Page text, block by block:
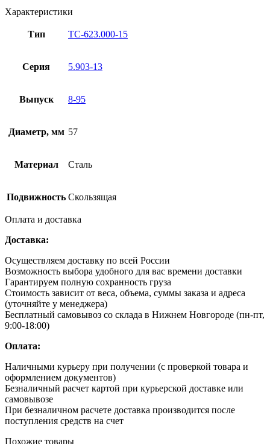
Характеристики
Тип ТС-623.000-15
Серия 5.903-13
Выпуск 8-95
Диаметр, мм 57
Материал Сталь
Подвижность Скользящая
Оплата и доставка
Доставка:
Осуществляем доставку по всей России
Возможность выбора удобного для вас времени доставки
Гарантируем полную сохранность груза
Стоимость зависит от веса, объема, суммы заказа и адреса
(уточняйте у менеджера)
Бесплатный самовывоз со склада в Нижнем Новгороде (пн-пт,
9:00-18:00)
Оплата:
Наличными курьеру при получении (с проверкой товара и
оформлением документов)
Безналичный расчет картой при курьерской доставке или
самовывозе
При безналичном расчете доставка производится после
поступления средств на счет
Похожие товары